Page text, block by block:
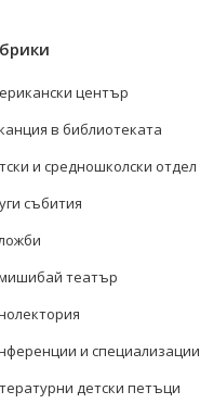
център
в библиотеката
и средношколски отдел
събития
театър
и специализации
детски петъци